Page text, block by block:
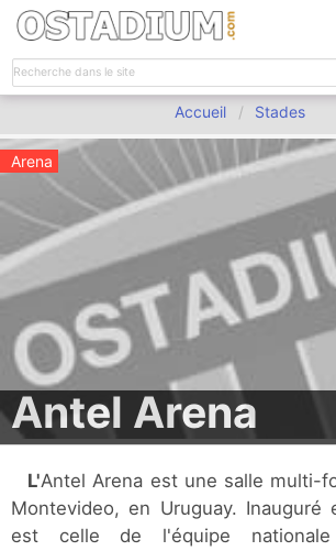
Accueil Stades
Arena
Antel Arena
L'Antel Arena est une salle multi-fonctions située à
Montevideo, en Uruguay. Inauguré
est celle de l'équipe